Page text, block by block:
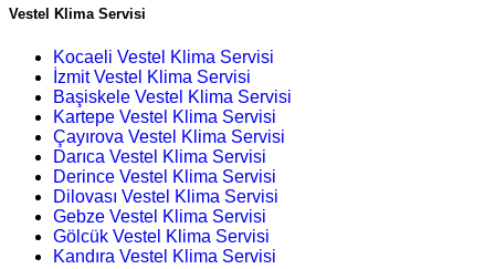
Vestel Klima Servisi
Kocaeli Vestel Klima Servisi
İzmit Vestel Klima Servisi
Başiskele Vestel Klima Servisi
Kartepe Vestel Klima Servisi
Çayırova Vestel Klima Servisi
Darıca Vestel Klima Servisi
Derince Vestel Klima Servisi
Dilovası Vestel Klima Servisi
Gebze Vestel Klima Servisi
Gölcük Vestel Klima Servisi
Kandıra Vestel Klima Servisi